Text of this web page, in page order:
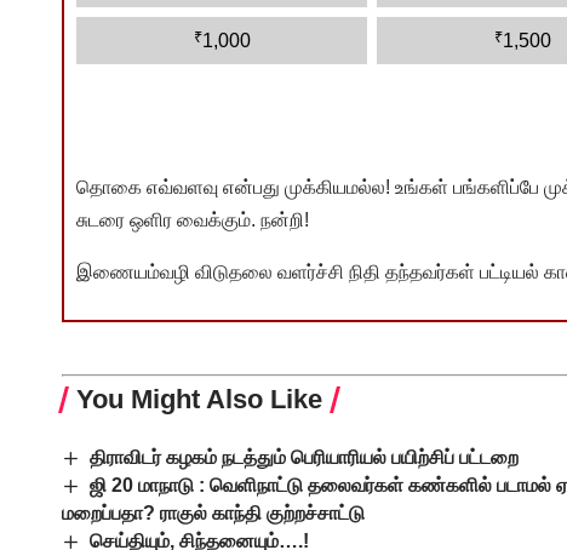
₹1,000 ₹1,500
தொகை எவ்வளவு என்பது முக்கியமல்ல! உங்கள் பங்களிப்பே
சுடரை ஒளிர வைக்கும். நன்றி!
இணையம்வழி விடுதலை வளர்ச்சி நிதி தந்தவர்கள் பட்டியல்
You Might Also Like
திராவிடர் கழகம் நடத்தும் பெரியாரியல் பயிற்சிப் பட்டறை
ஜி 20 மாநாடு : வெளிநாட்டு தலைவர்கள் கண்களில்
மறைப்பதா? ராகுல் காந்தி குற்றச்சாட்டு
செய்தியும், சிந்தனையும்….!